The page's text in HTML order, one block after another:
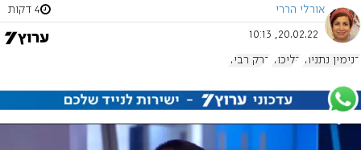
אורלי הררי 4 דקות
20.02.22, 10:13
בנימין נתניהו הליכוד ברק רביד